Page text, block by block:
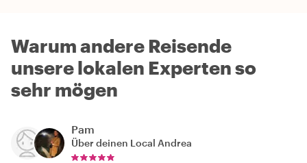
Warum andere Reisende
unsere lokalen Experten so
sehr mögen
Pam
Über deinen Local Andrea